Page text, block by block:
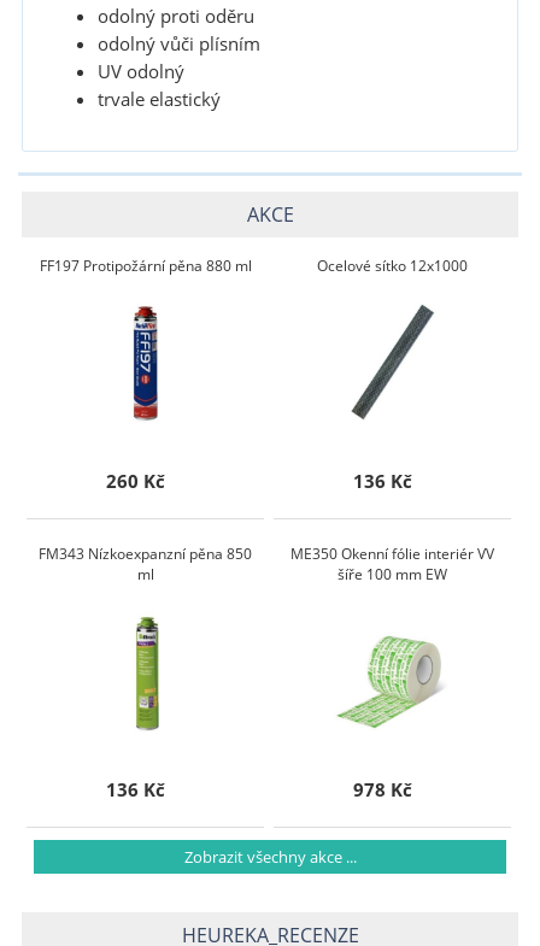
odolný proti oděru
odolný vůči plísním
UV odolný
trvale elastický
AKCE
FF197 Protipožární pěna 880 ml
260 Kč
Ocelové sítko 12x1000
136 Kč
FM343 Nízkoexpanzní pěna 850
ml
136 Kč
ME350 Okenní fólie interiér VV
šíře 100 mm EW
978 Kč
Zobrazit všechny akce ...
HEUREKA_RECENZE